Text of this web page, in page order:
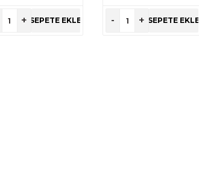
+ SEPETE EKLE - + SEPETE EKLE